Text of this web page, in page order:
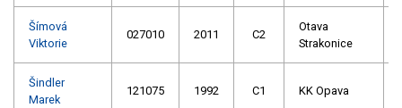
Šímová
Viktorie
027010 2011 C2
Otava
Strakonice
Šindler
Marek
121075 1992 C1 KK Opava